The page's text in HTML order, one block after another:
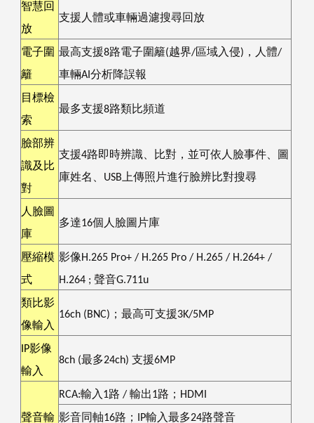
智慧回
放
支援人體或車輛過濾搜尋回放
電子圍
籬
最高支援8路電子圍籬(越界/區域入侵) ，人體/
車輛AI 分析降誤報
目標檢
索
最多支援8路類比頻道
臉部辨
識及比
對
支援4路即時辨識、比對，並可依人臉事件、圖
庫姓名、USB上傳照片進行臉辨比對搜尋
人臉圖
庫
多達16個人臉圖片庫
壓縮模
式
影像H.265 Pro+ / H.265 Pro / H.265 / H.264+ /
H.264 ; 聲音G.711u
類比影
像輸入
16ch (BNC) ；最高可支援3K/5MP
IP影像
輸入
8ch (最多24ch) 支援6MP
聲音輸
RCA:輸入1路 / 輸出1路； HDMI
影音同軸16路； IP輸入最多24路聲音